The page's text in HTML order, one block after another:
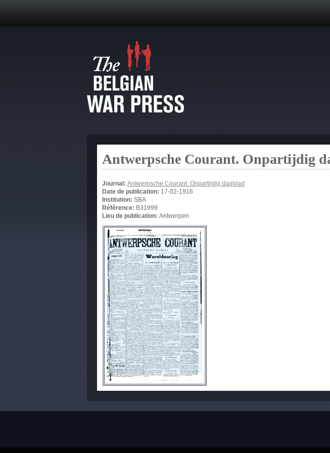
Antwerpsche Courant. Onpartijdig
Journal: Antwerpsche Courant. Onpartijdig dagblad
Date de publication: 17-02-1916
Institution: SBA
Référence: B31999
Lieu de publication: Antwerpen